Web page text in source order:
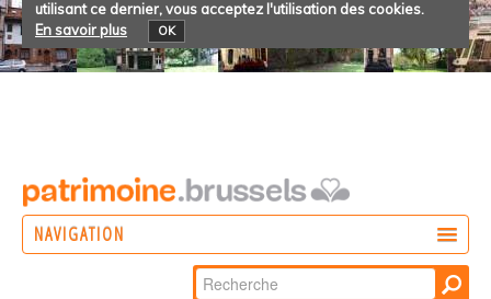
utilisant ce dernier, vous acceptez l'utilisation des cookies.
En savoir plus
OK
NAVIGATION
Chercher par